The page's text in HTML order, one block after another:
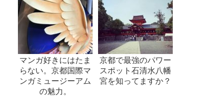
マンガ好きにはたま
らない。京都国際マ
ンガミュージーアム
の魅力。
京都で最強のパワー
スポット石清水八幡
宮を知ってますか？